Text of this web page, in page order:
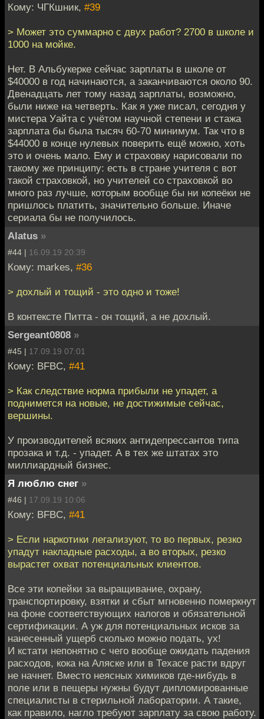
Кому: ЧГКшник, #39
> Может это суммарно с двух работ? 2700 в школе и
1000 на мойке.
Нет. В Альбукерке сейчас зарплаты в школе от
$40000 в год начинаются, а заканчиваются около 90.
Двенадцать лет тому назад зарплаты, возможно,
были ниже на четверть. Как я уже писал, сегодня у
мистера Уайта с учётом научной степени и стажа
зарплата бы была тысяч 60-70 минимум. Так что в
$44000 в конце нулевых поверить ещё можно, хоть
это и очень мало. Ему и страховку нарисовали по
такому же принципу: есть в стране учителя с вот
такой страховкой, но учителей со страховкой во
много раз лучше, которым вообще бы ни копеёки не
пришлось платить, значительно больше. Иначе
сериала бы не получилось.
Alatus »
#44 | 16.09.19 20:39
Кому: markes, #36
> дохлый и тощий - это одно и тоже!
В контексте Питта - он тощий, а не дохлый.
Sergeant0808 »
#45 | 17.09.19 07:01
Кому: BFBC, #41
> Как следствие норма прибыли не упадет, а
поднимется на новые, не достижимые сейчас,
вершины.
У производителей всяких антидепрессантов типа
прозака и т.д. - упадет. А в тех же штатах это
миллиардный бизнес.
Я люблю снег »
#46 | 17.09.19 10:06
Кому: BFBC, #41
> Если наркотики легализуют, то во первых, резко
упадут накладные расходы, а во вторых, резко
вырастет охват потенциальных клиентов.
Все эти копейки за выращивание, охрану,
транспортировку, взятки и сбыт мгновенно померкнут
на фоне соответствующих налогов и обязательной
сертификации. А уж для потенциальных исков за
нанесенный ущерб сколько можно подать, ух!
И кстати непонятно с чего вообще ожидать падения
расходов, кока на Аляске или в Техасе расти вдруг
не начнет. Вместо неясных химиков где-нибудь в
поле или в пещеры нужны будут дипломированные
специалисты в стерильной лаборатории. А такие,
как правило, нагло требуют зарплату за свою работу.